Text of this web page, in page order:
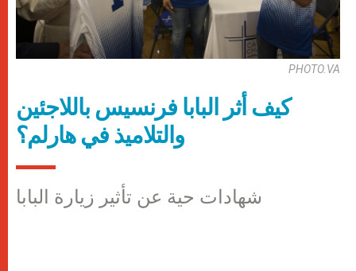
PHOTO.VA
كيف أثر البابا فرنسيس باللاجئين
والتلاميذ في هارلم؟
شهادات حية عن تأثير زيارة البابا